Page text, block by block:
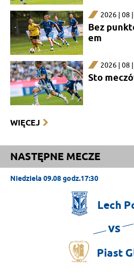
2026 | 08
Bez
em
2026 | 08
Sto
WIĘCEJ
NASTĘPNE MECZE
Niedziela 09.08 godz.17:30
Lech
vs
Piast